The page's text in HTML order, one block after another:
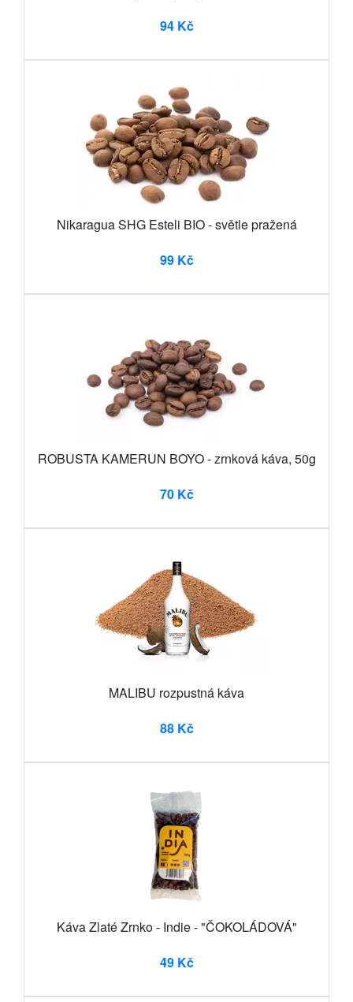
94 Kč
Nikaragua SHG Esteli BIO - světle pražená
99 Kč
ROBUSTA KAMERUN BOYO - zrnková káva, 50g
70 Kč
MALIBU rozpustná káva
88 Kč
Káva Zlaté Zrnko - Indie - "ČOKOLÁDOVÁ"
49 Kč